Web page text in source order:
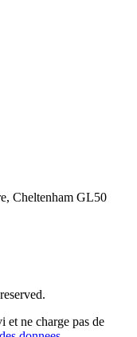
Cheltenham GL50
et ne charge pas de